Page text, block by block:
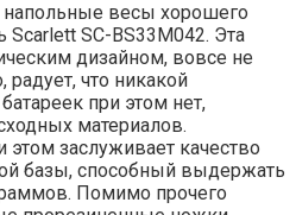
напольные весы хорошего
Scarlett SC-BS33M042. Эта
дизайном, вовсе не
что никакой
при этом нет,
материалов.
заслуживает качество
базы, способный выдержать
Помимо прочего